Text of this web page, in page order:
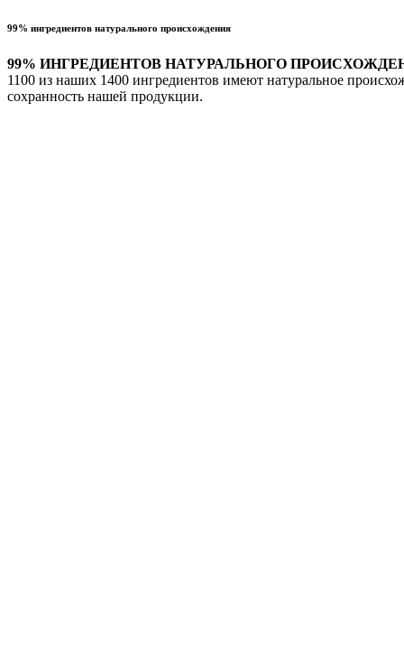
99% ингредиентов натурального происхождения
99% ИНГРЕДИЕНТОВ НАТУРАЛЬНОГО
1100 из наших 1400 ингредиентов имеют натуральное
сохранность нашей продукции.